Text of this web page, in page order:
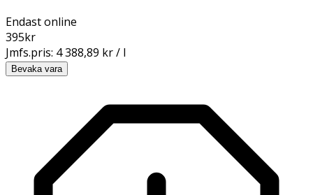
Endast online
395kr
Jmfs.pris: 4 388,89 kr / l
Bevaka vara